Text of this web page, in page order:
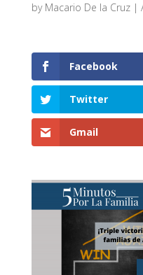
by Macario De la Cruz|
Facebook
Twitter
Gmail